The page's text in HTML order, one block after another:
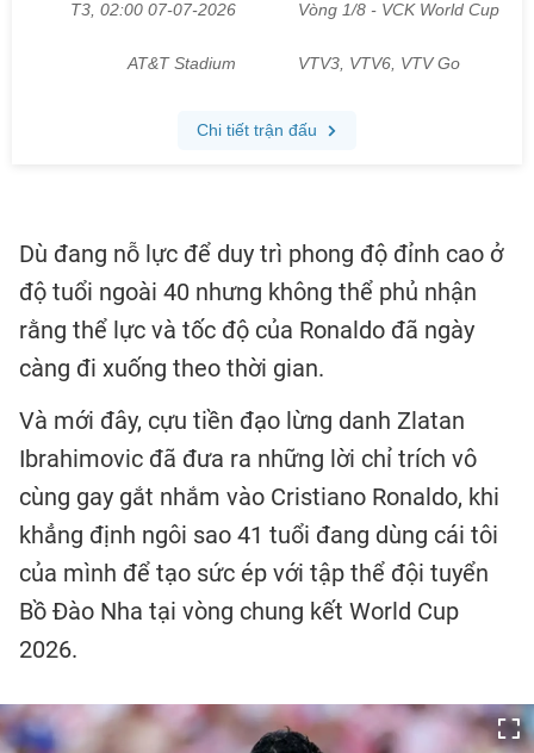
Dù đang nỗ lực để duy trì phong độ đỉnh cao ở
độ tuổi ngoài 40 nhưng không thể phủ nhận
rằng thể lực và tốc độ của Ronaldo đã ngày
càng đi xuống theo thời gian.
Và mới đây, cựu tiền đạo lừng danh Zlatan
Ibrahimovic đã đưa ra những lời chỉ trích vô
cùng gay gắt nhắm vào Cristiano Ronaldo, khi
khẳng định ngôi sao 41 tuổi đang dùng cái tôi
của mình để tạo sức ép với tập thể đội tuyển
Bồ Đào Nha tại vòng chung kết World Cup
2026.